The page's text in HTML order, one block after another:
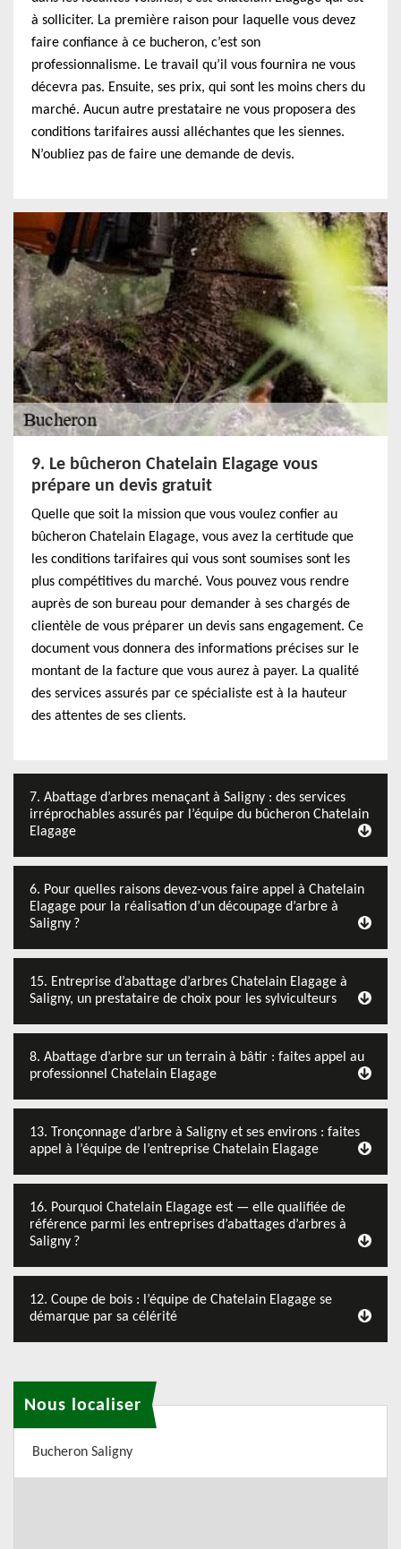
à solliciter. La première raison pour laquelle vous devez
faire confiance à ce bucheron, c’est son
professionnalisme. Le travail qu’il vous fournira ne vous
décevra pas. Ensuite, ses prix, qui sont les moins chers du
marché. Aucun autre prestataire ne vous proposera des
conditions tarifaires aussi alléchantes que les siennes.
N’oubliez pas de faire une demande de devis.
9. Le bûcheron Chatelain Elagage vous
prépare un devis gratuit
Quelle que soit la mission que vous voulez confier au
bûcheron Chatelain Elagage, vous avez la certitude que
les conditions tarifaires qui vous sont soumises sont les
plus compétitives du marché. Vous pouvez vous rendre
auprès de son bureau pour demander à ses chargés de
clientèle de vous préparer un devis sans engagement. Ce
document vous donnera des informations précises sur le
montant de la facture que vous aurez à payer. La qualité
des services assurés par ce spécialiste est à la hauteur
des attentes de ses clients.
7. Abattage d’arbres menaçant à Saligny : des services
irréprochables assurés par l’équipe du bûcheron Chatelain
Elagage
6. Pour quelles raisons devez-vous faire appel à Chatelain
Elagage pour la réalisation d’un découpage d’arbre à
Saligny ?
15. Entreprise d’abattage d’arbres Chatelain Elagage à
Saligny, un prestataire de choix pour les sylviculteurs
8. Abattage d’arbre sur un terrain à bâtir : faites appel au
professionnel Chatelain Elagage
13. Tronçonnage d’arbre à Saligny et ses environs : faites
appel à l’équipe de l’entreprise Chatelain Elagage
16. Pourquoi Chatelain Elagage est — elle qualifiée de
référence parmi les entreprises d’abattages d’arbres à
Saligny ?
12. Coupe de bois : l’équipe de Chatelain Elagage se
démarque par sa célérité
Nous localiser
Bucheron Saligny